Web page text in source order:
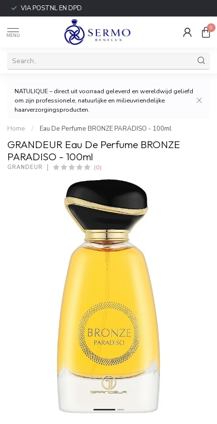
VIA POSTNL EN DPD
MENU
0
NATULIQUE – direct uit voorraad geleverd en wereldwijd geliefd
om zijn professionele, natuurlijke en milieuvriendelijke
haarverzorgingsproducten.
Home / Eau De Perfume BRONZE PARADISO - 100ml
GRANDEUR Eau De Perfume BRONZE
PARADISO - 100ml
GRANDEUR (0)